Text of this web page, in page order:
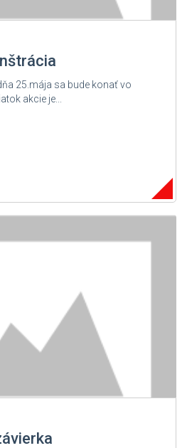
25.mája sa bude konať vo
akcie je...